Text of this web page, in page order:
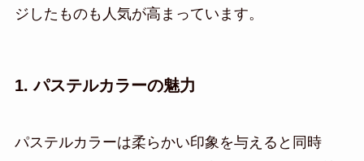
ジしたものも人気が高まっています。
1. パステルカラーの魅力
パステルカラーは柔らかい印象を与えると同時